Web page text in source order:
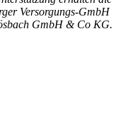
Versorgungs-GmbH
GmbH & Co KG.